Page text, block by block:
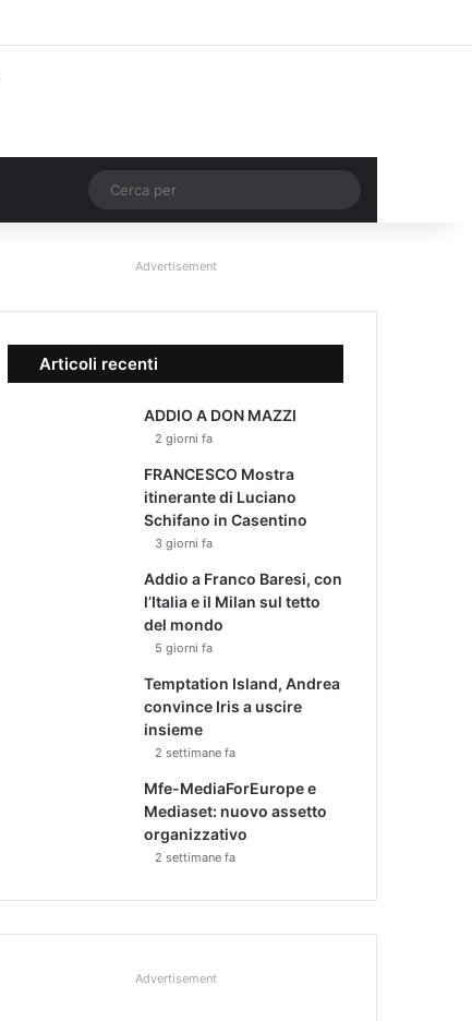
Un articolo a caso
per
Advertisement
Articoli recenti
ADDIO A DON MAZZI
2 giorni fa
FRANCESCO Mostra
itinerante di Luciano
Schifano in Casentino
3 giorni fa
Addio a Franco Baresi, con
l’Italia e il Milan sul tetto
del mondo
5 giorni fa
Temptation Island, Andrea
convince Iris a uscire
insieme
2 settimane fa
Mfe-MediaForEurope e
Mediaset: nuovo assetto
organizzativo
2 settimane fa
Advertisement